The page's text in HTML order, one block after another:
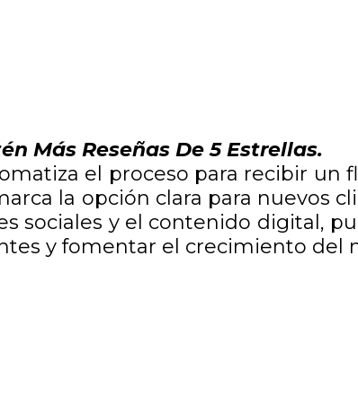
Más Reseñas De 5 Estrellas.
el proceso para recibir un
la opción clara para nuevos
sociales y el contenido digital,
y fomentar el crecimiento del